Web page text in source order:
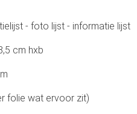
- foto lijst - informatie lijst
cm hxb
folie wat ervoor zit)